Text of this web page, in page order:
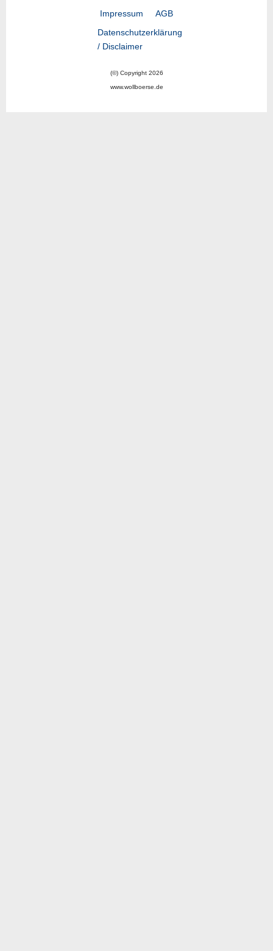
Impressum
AGB
Datenschutzerklärung
/ Disclaimer
(©) Copyright 2026
www.wollboerse.de